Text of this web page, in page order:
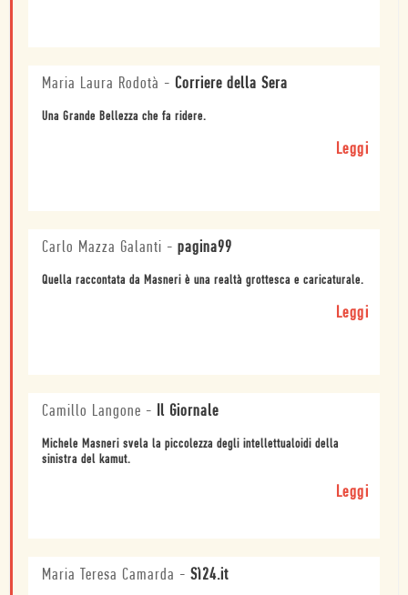
Maria Laura Rodotà - Corriere della Sera
Una Grande Bellezza che fa ridere.
Leggi
Carlo Mazza Galanti - pagina99
Quella raccontata da Masneri è una realtà grottesca e caricaturale.
Leggi
Camillo Langone - Il Giornale
Michele Masneri svela la piccolezza degli intellettualoidi della
sinistra del kamut.
Leggi
Maria Teresa Camarda - Sì24.it